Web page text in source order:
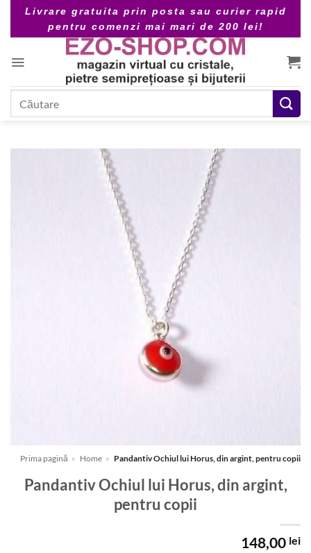
content
Livrare gratuita prin posta sau curier rapid
pentru comenzi mai mari de 200 lei!
Prima pagină » Home » Pandantiv Ochiul lui Horus, din argint, pentru copii
Pandantiv Ochiul lui Horus, din argint,
pentru copii
148,00 lei